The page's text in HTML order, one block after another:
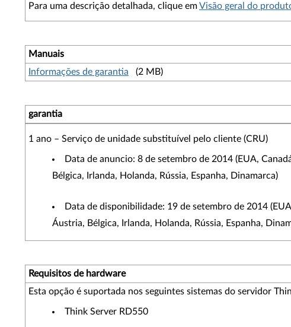
Para uma descrição detalhada, clique emVisão geral do
Manuais
Informações de garantia (2 MB)
garantia
1 ano – Serviço de unidade substituível pelo cliente (CRU)
Data de anuncio: 8 de setembro de 2014 (EUA,
Bélgica, Irlanda, Holanda, Rússia, Espanha, Dinamarca)
Data de disponibilidade: 19 de setembro de 2014
Áustria, Bélgica, Irlanda, Holanda, Rússia, Espanha,
Requisitos de hardware
Esta opção é suportada nos seguintes sistemas do servidor
Think Server RD550